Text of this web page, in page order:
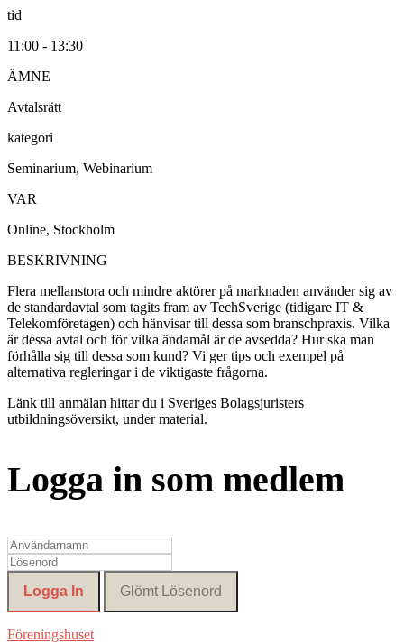
tid
11:00 - 13:30
ÄMNE
Avtalsrätt
kategori
Seminarium, Webinarium
VAR
Online, Stockholm
BESKRIVNING
Flera mellanstora och mindre aktörer på marknaden använder sig av
de standardavtal som tagits fram av TechSverige (tidigare IT &
Telekomföretagen) och hänvisar till dessa som branschpraxis. Vilka
är dessa avtal och för vilka ändamål är de avsedda? Hur ska man
förhålla sig till dessa som kund? Vi ger tips och exempel på
alternativa regleringar i de viktigaste frågorna.
Länk till anmälan hittar du i Sveriges Bolagsjuristers
utbildningsöversikt, under material.
Logga in som medlem
Föreningshuset